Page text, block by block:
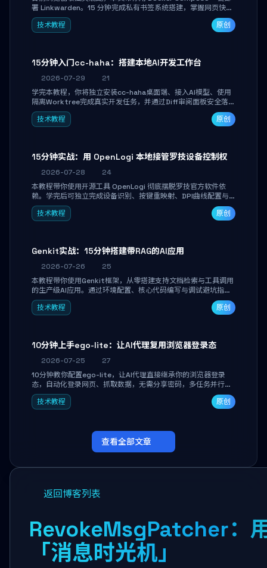
署 Linkwarden。15 分钟完成私有书签系统搭建，掌握网页快照
归档、高亮批注、分类管理与全文搜索。适合开发者与知识工作
者打造个人知识库，资料统一归档，随时检索。
技术教程 原创
15分钟入门cc-haha：搭建本地AI开发工作台
2026-07-29
21
学完本教程，你将独立安装cc-haha桌面端、接入AI模型、使用
隔离Worktree完成真实开发任务，并通过Diff审阅面板安全落地
AI代码改写。告别终端黑盒操作，让AI在沙箱环境中工作，你只
做审阅和决策。
技术教程 原创
15分钟实战：用 OpenLogi 本地接管罗技设备控制权
2026-07-28
24
本教程带你使用开源工具 OpenLogi 彻底摆脱罗技官方软件依
赖。学完后可独立完成设备识别、按键重映射、DPI曲线配置与
SmartShift调节，实现完全离线控制，保护隐私并释放硬件性
能。
技术教程 原创
Genkit实战：15分钟搭建带RAG的AI应用
2026-07-26
25
本教程带你使用Genkit框架，从零搭建支持文档检索与工具调用
的生产级AI应用。通过环境配置、核心代码编写与调试避坑指
南，学完即可掌握多模型切换、RAG管道构建及函数调用注册，
独立开发高效AI智能体。
技术教程 原创
10分钟上手ego-lite：让AI代理复用浏览器登录态
2026-07-25
27
10分钟教你配置ego-lite，让AI代理直接继承你的浏览器登录
态，自动化登录网页、抓取数据，无需分享密码，多任务并行不
干扰日常使用。
技术教程
原创
查看全部文章
返回博客列表
RevokeMsgPatcher：
「消息时光机」